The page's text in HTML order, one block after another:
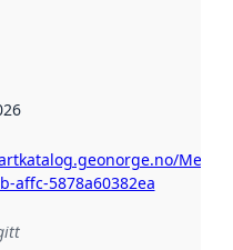
affc-5878a60382ea